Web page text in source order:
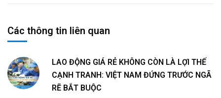
Các thông tin liên quan
LAO ĐỘNG GIÁ RẺ KHÔNG CÒN LÀ LỢI THẾ
CẠNH TRANH: VIỆT NAM ĐỨNG TRƯỚC NGÃ
RẼ BẮT BUỘC